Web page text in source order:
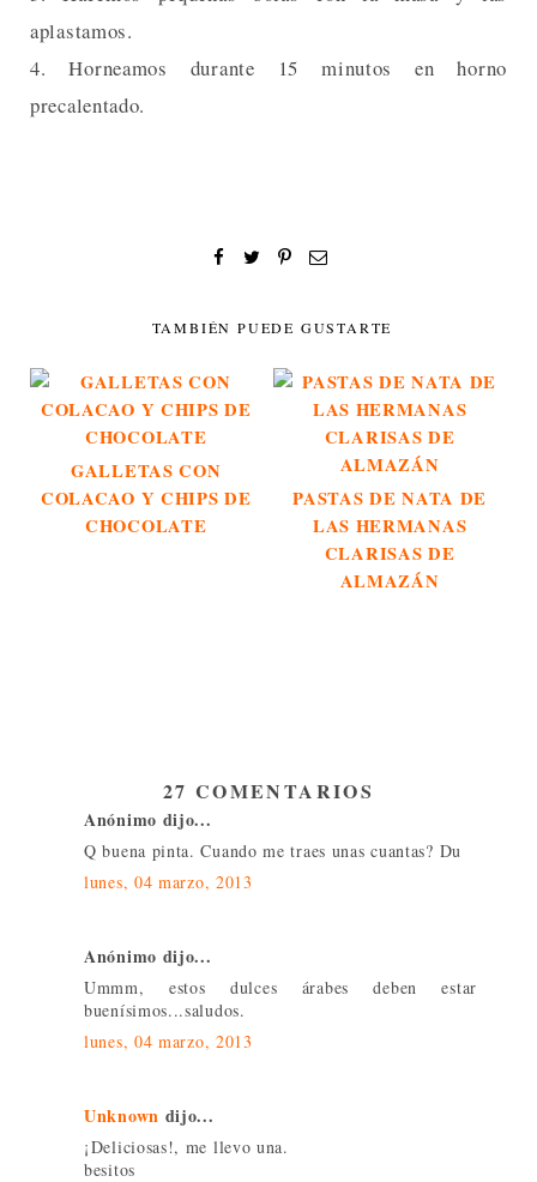
aplastamos.
4. Horneamos durante 15 minutos en horno
precalentado.
TAMBIÉN PUEDE GUSTARTE
GALLETAS CON
COLACAO Y CHIPS DE
CHOCOLATE
PASTAS DE NATA DE
LAS HERMANAS
CLARISAS DE
ALMAZÁN
27 COMENTARIOS
Anónimo dijo...
Q buena pinta. Cuando me traes unas cuantas? Du
lunes, 04 marzo, 2013
Anónimo dijo...
Ummm, estos dulces árabes deben estar
buenísimos...saludos.
lunes, 04 marzo, 2013
Unknown dijo...
¡Deliciosas!, me llevo una.
besitos